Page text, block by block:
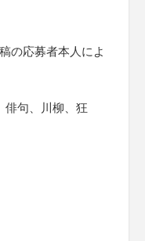
の応募者本人によ
俳句、川柳、狂